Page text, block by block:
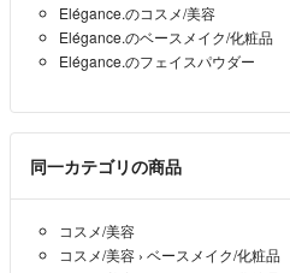
Elégance.のコスメ/美容
Elégance.のベースメイク/化粧品
Elégance.のフェイスパウダー
同一カテゴリの商品
コスメ/美容
コスメ/美容 › ベースメイク/化粧品